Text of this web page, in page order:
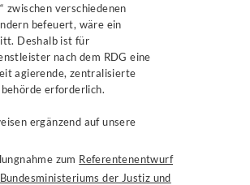
zwischen verschiedenen
befeuert, wäre ein
Deshalb ist für
nach dem RDG eine
agierende, zentralisierte
erforderlich.
ergänzend auf unsere
zum Referentenentwurf
der Justiz und